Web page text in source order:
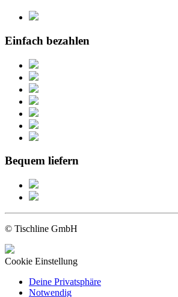
Einfach bezahlen
Bequem liefern
© Tischline GmbH
Cookie Einstellung
Deine Privatsphäre
Notwendig